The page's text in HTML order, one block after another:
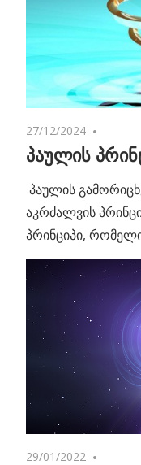
27/12/2024
პაულის
პაულის
აკრძალვის
პრინციპი,
29/01/2022